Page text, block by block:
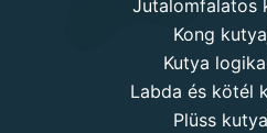
Jutalomfalatos
Kong
Kutya
Labda és kötél
Plüss